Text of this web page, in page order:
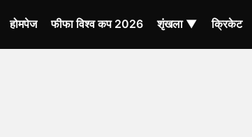
होमपेज
फीफा विश्व कप 2026 शृंखला ▼ क्रिकेट